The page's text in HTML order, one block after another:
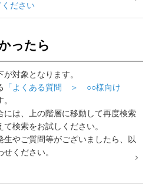
ださい
ったら
対象となります。
「よくある質問 ＞ ○○様向け
には、上の階層に移動して再度検索
検索をお試しください。
やご質問等がございましたら、以
ください。